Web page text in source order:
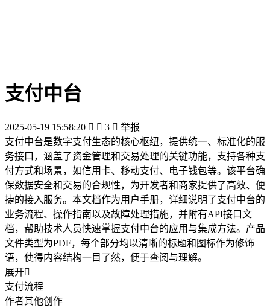
支付中台
2025-05-19 15:58:20   3  举报
支付中台是数字支付生态的核心枢纽，提供统一、标准化的服
务接口，涵盖了资金管理和交易处理的关键功能，支持各种支
付方式和场景，如信用卡、移动支付、电子钱包等。该平台确
保数据安全和交易的合规性，为开发者和商家提供了高效、便
捷的接入服务。本文档作为用户手册，详细说明了支付中台的
业务流程、操作指南以及故障处理措施，并附有API接口文
档，帮助技术人员快速掌握支付中台的应用与集成方法。产品
文件类型为PDF，每个部分均以清晰的标题和图标作为修饰
语，使得内容结构一目了然，便于查阅与理解。
展开
支付流程
作者其他创作